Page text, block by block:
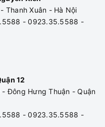
hòa lượng axit dư
chất tự nhiên và các
cho sức khỏe như K+,
siêu nhỏ, giúp thẩm
nhanh hơn gấp nhiều
mỗi ngày giúp loại bỏ
Thanh Xuân - Hà Nội
- 0923.35.5588 -
12
Đông Hưng Thuận - Quận
- 0923.35.5588 -